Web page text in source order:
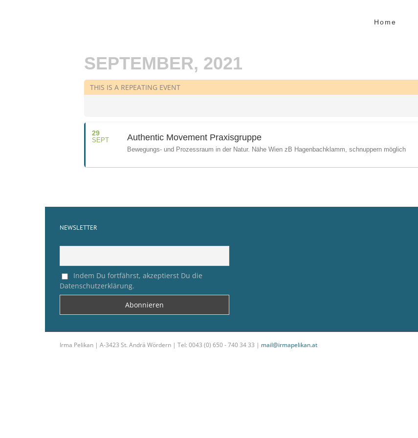
Home
SEPTEMBER, 2021
THIS IS A REPEATING EVENT
29
SEPT Authentic Movement Praxisgruppe
Bewegungs- und Prozessraum in der Natur. Nähe Wien zB Hagenbachklamm, schnuppern möglich
NEWSLETTER
Indem Du fortfährst, akzeptierst Du die
Datenschutzerklärung.
Irma Pelikan | A-3423 St. Andrä Wördern | Tel: 0043 (0) 650 - 740 34 33 | mail@irmapelikan.at